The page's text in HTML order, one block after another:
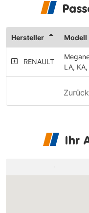
Hersteller Modell
RENAULT
LA, KA,
Zurück
Ihr